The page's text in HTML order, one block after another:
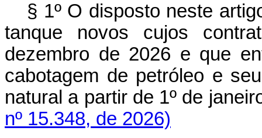
§ 1º O disposto neste
tanque novos cujos
dezembro de 2026 e que
cabotagem de petróleo e
natural a partir de 1º de
nº 15.348, de 2026)